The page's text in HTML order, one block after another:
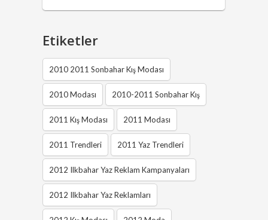
Etiketler
2010 2011 Sonbahar Kış Modası
2010 Modası 2010-2011 Sonbahar Kış
2011 Kış Modası 2011 Modası
2011 Trendleri 2011 Yaz Trendleri
2012 Ilkbahar Yaz Reklam Kampanyaları
2012 Ilkbahar Yaz Reklamları